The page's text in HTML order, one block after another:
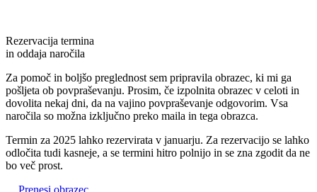
Rezervacija termina
in oddaja naročila
Za pomoč in boljšo preglednost sem pripravila obrazec, ki mi ga
pošljeta ob povpraševanju. Prosim, če izpolnita obrazec v celoti in
dovolita nekaj dni, da na vajino povpraševanje odgovorim. Vsa
naročila so možna izključno preko maila in tega obrazca.
Termin za 2025 lahko rezervirata v januarju. Za rezervacijo se lahko
odločita tudi kasneje, a se termini hitro polnijo in se zna zgodit da ne
bo več prost.
Prenesi obrazec